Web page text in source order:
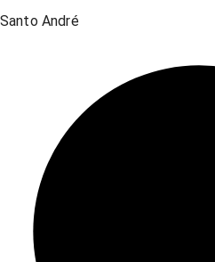
Santo André